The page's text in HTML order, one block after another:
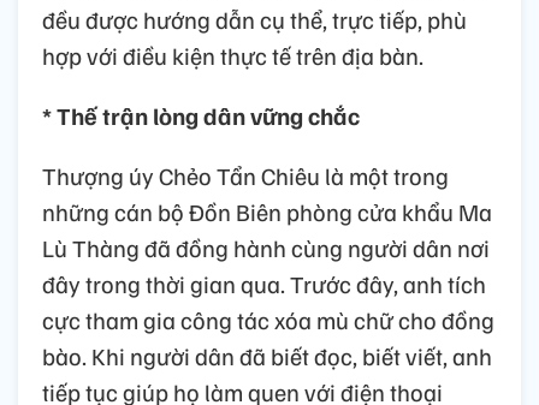
đều được hướng dẫn cụ thể, trực tiếp, phù
hợp với điều kiện thực tế trên địa bàn.
* Thế trận lòng dân vững chắc
Thượng úy Chẻo Tẩn Chiêu là một trong
những cán bộ Đồn Biên phòng cửa khẩu Ma
Lù Thàng đã đồng hành cùng người dân nơi
đây trong thời gian qua. Trước đây, anh tích
cực tham gia công tác xóa mù chữ cho đồng
bào. Khi người dân đã biết đọc, biết viết, anh
tiếp tục giúp họ làm quen với điện thoại